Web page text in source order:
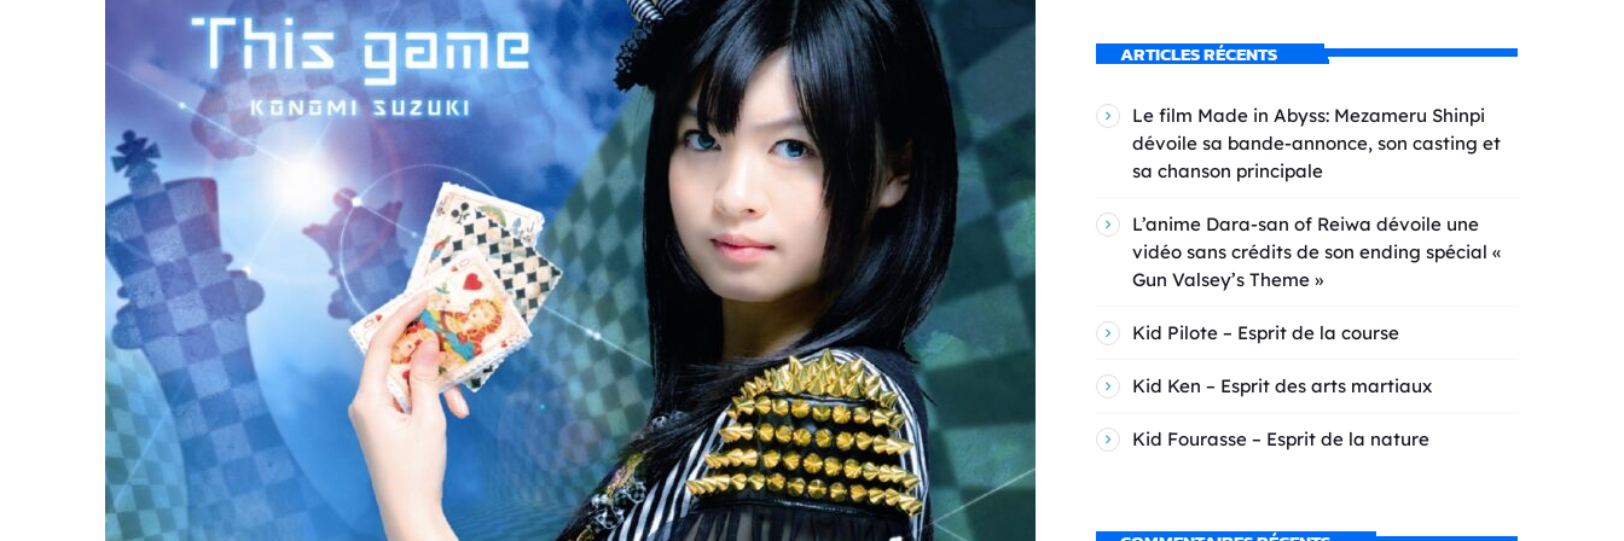
ARTICLES RÉCENTS
Le film Made in Abyss: Mezameru Shinpi
dévoile sa bande-annonce, son casting et
sa chanson principale
L’anime Dara-san of Reiwa dévoile une
vidéo sans crédits de son ending spécial «
Gun Valsey’s Theme »
Kid Pilote – Esprit de la course
Kid Ken – Esprit des arts martiaux
Kid Fourasse – Esprit de la nature